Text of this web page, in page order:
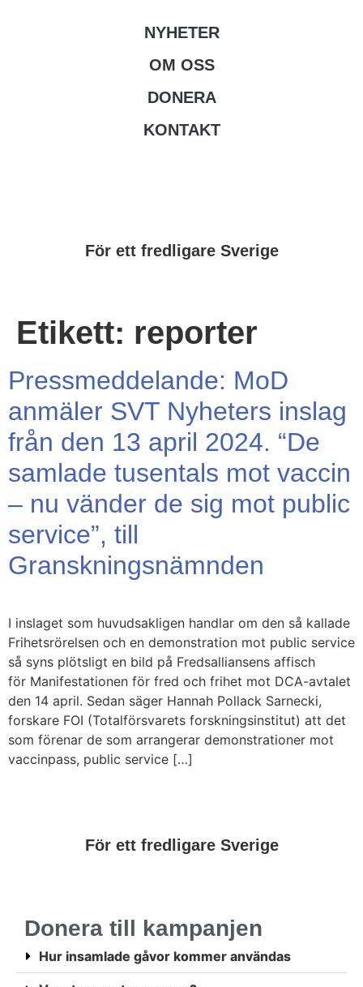
NYHETER
OM OSS
DONERA
KONTAKT
För ett fredligare Sverige
Etikett: reporter
Pressmeddelande: MoD
anmäler SVT Nyheters inslag
från den 13 april 2024. “De
samlade tusentals mot vaccin
– nu vänder de sig mot public
service”, till
Granskningsnämnden
I inslaget som huvudsakligen handlar om den så kallade
Frihetsrörelsen och en demonstration mot public service
så syns plötsligt en bild på Fredsalliansens affisch
för Manifestationen för fred och frihet mot DCA-avtalet
den 14 april. Sedan säger Hannah Pollack Sarnecki,
forskare FOI (Totalförsvarets forskningsinstitut) att det
som förenar de som arrangerar demonstrationer mot
vaccinpass, public service […]
För ett fredligare Sverige
Donera till kampanjen
Hur insamlade gåvor kommer användas